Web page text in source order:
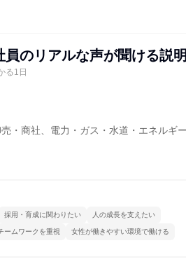
のリアルな声が聞ける説
る1日
・商社、電力・ガス・水道・エネルギ
採用・育成に関わりたい 人の成長を支えたい
ームワークを重視 女性が働きやすい環境で働ける